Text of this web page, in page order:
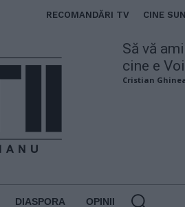
RECOMANDĂRI TV CINE
Să vă
cine e
Cristian
DIASPORA OPINII